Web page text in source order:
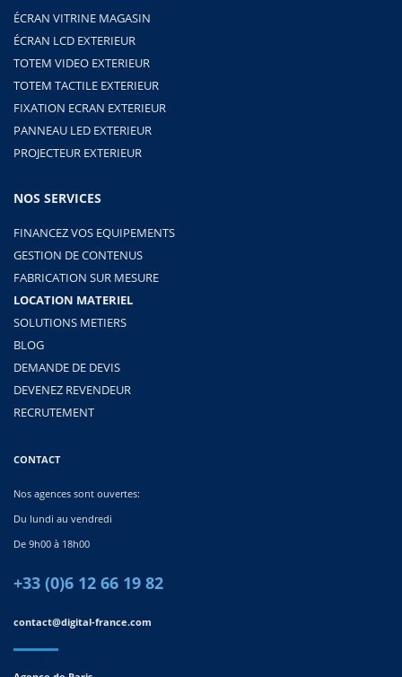
ÉCRAN VITRINE MAGASIN
ÉCRAN LCD EXTERIEUR
TOTEM VIDEO EXTERIEUR
TOTEM TACTILE EXTERIEUR
FIXATION ECRAN EXTERIEUR
PANNEAU LED EXTERIEUR
PROJECTEUR EXTERIEUR
NOS SERVICES
FINANCEZ VOS EQUIPEMENTS
GESTION DE CONTENUS
FABRICATION SUR MESURE
LOCATION MATERIEL
SOLUTIONS METIERS
BLOG
DEMANDE DE DEVIS
DEVENEZ REVENDEUR
RECRUTEMENT
CONTACT
Nos agences sont ouvertes:
Du lundi au vendredi
De 9h00 à 18h00
+33 (0)6 12 66 19 82
contact@digital-france.com